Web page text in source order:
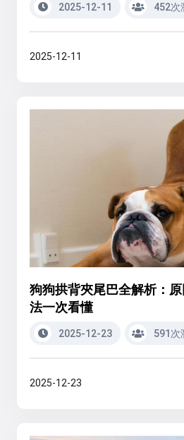
2025-12-11 452次
2025-12-11
狗狗拱背夾尾巴全解析：
法一次看懂
2025-12-23 591次
2025-12-23